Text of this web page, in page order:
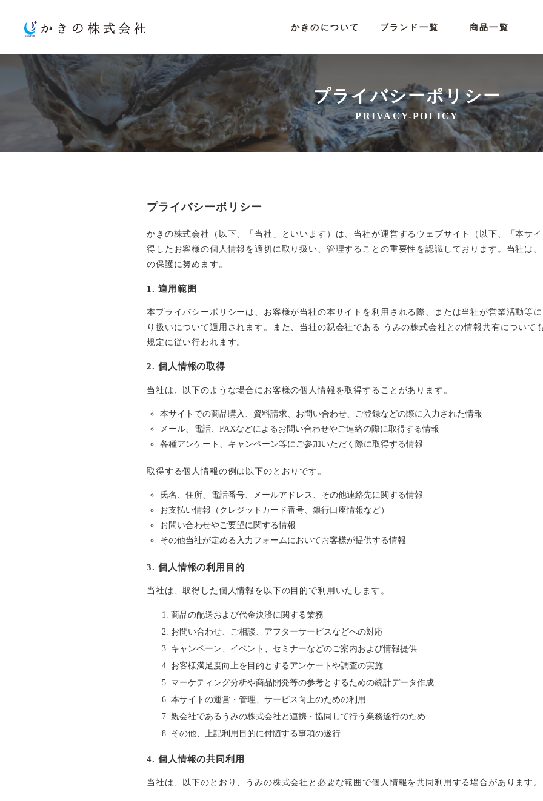
かきのについて ブランド一覧 商品一覧
プライバシーポリシー
PRIVACY-POLICY
プライバシーポリシー
かきの株式会社（以下、「当社」といいます）は、当社が運営するウェブサイト（以下、「本サ
得したお客様の個人情報を適切に取り扱い、管理することの重要性を認識しております。当社は
の保護に努めます。
1. 適用範囲
本プライバシーポリシーは、お客様が当社の本サイトを利用される際、または当社が営業活動等
り扱いについて適用されます。また、当社の親会社である うみの株式会社との情報共有について
規定に従い行われます。
2. 個人情報の取得
当社は、以下のような場合にお客様の個人情報を取得することがあります。
本サイトでの商品購入、資料請求、お問い合わせ、ご登録などの際に入力された情報
メール、電話、FAXなどによるお問い合わせやご連絡の際に取得する情報
各種アンケート、キャンペーン等にご参加いただく際に取得する情報
取得する個人情報の例は以下のとおりです。
氏名、住所、電話番号、メールアドレス、その他連絡先に関する情報
お支払い情報（クレジットカード番号、銀行口座情報など）
お問い合わせやご要望に関する情報
その他当社が定める入力フォームにおいてお客様が提供する情報
3. 個人情報の利用目的
当社は、取得した個人情報を以下の目的で利用いたします。
商品の配送および代金決済に関する業務
お問い合わせ、ご相談、アフターサービスなどへの対応
キャンペーン、イベント、セミナーなどのご案内および情報提供
お客様満足度向上を目的とするアンケートや調査の実施
マーケティング分析や商品開発等の参考とするための統計データ作成
本サイトの運営・管理、サービス向上のための利用
親会社であるうみの株式会社と連携・協同して行う業務遂行のため
その他、上記利用目的に付随する事項の遂行
4. 個人情報の共同利用
当社は、以下のとおり、うみの株式会社と必要な範囲で個人情報を共同利用する場合があります。